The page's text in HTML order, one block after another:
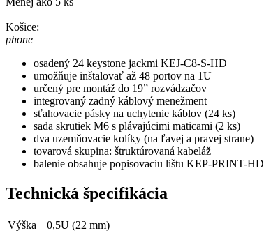
Košice:
phone
osadený 24 keystone jackmi KEJ-C8-S-HD
umožňuje inštalovať až 48 portov na 1U
určený pre montáž do 19” rozvádzačov
integrovaný zadný káblový menežment
sťahovacie pásky na uchytenie káblov (24 ks)
sada skrutiek M6 s plávajúcimi maticami (2 ks)
dva uzemňovacie kolíky (na ľavej a pravej strane)
tovarová skupina: štruktúrovaná kabeláž
balenie obsahuje popisovaciu lištu KEP-PRINT-HD
Technická špecifikácia
Výška
0,5U (22 mm)